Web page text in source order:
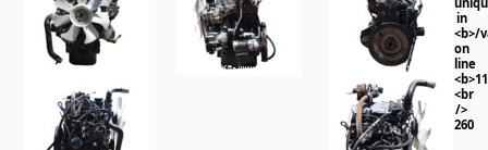
in
<b>/
on
line
<br
/>
260